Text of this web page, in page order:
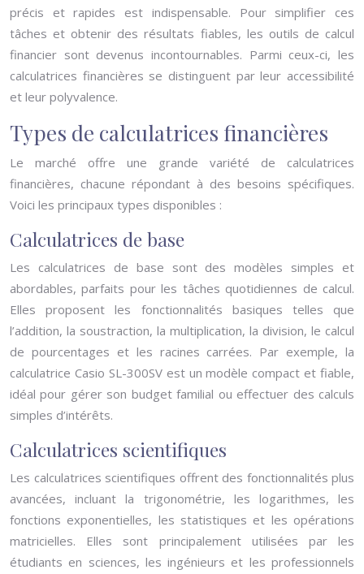
précis et rapides est indispensable. Pour simplifier ces
tâches et obtenir des résultats fiables, les outils de calcul
financier sont devenus incontournables. Parmi ceux-ci, les
calculatrices financières se distinguent par leur accessibilité
et leur polyvalence.
Types de calculatrices financières
Le marché offre une grande variété de calculatrices
financières, chacune répondant à des besoins spécifiques.
Voici les principaux types disponibles :
Calculatrices de base
Les calculatrices de base sont des modèles simples et
abordables, parfaits pour les tâches quotidiennes de calcul.
Elles proposent les fonctionnalités basiques telles que
l’addition, la soustraction, la multiplication, la division, le calcul
de pourcentages et les racines carrées. Par exemple, la
calculatrice Casio SL-300SV est un modèle compact et fiable,
idéal pour gérer son budget familial ou effectuer des calculs
simples d’intérêts.
Calculatrices scientifiques
Les calculatrices scientifiques offrent des fonctionnalités plus
avancées, incluant la trigonométrie, les logarithmes, les
fonctions exponentielles, les statistiques et les opérations
matricielles. Elles sont principalement utilisées par les
étudiants en sciences, les ingénieurs et les professionnels